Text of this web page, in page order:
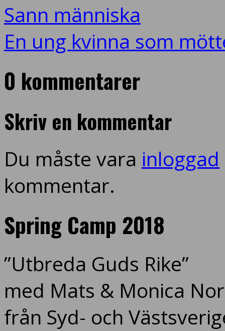
Sann människa
En ung kvinna som
0 kommentarer
Skriv en kommentar
Du måste vara inloggad
kommentar.
Spring Camp 2018
”Utbreda Guds Rike”
med Mats & Monica
från Syd- och